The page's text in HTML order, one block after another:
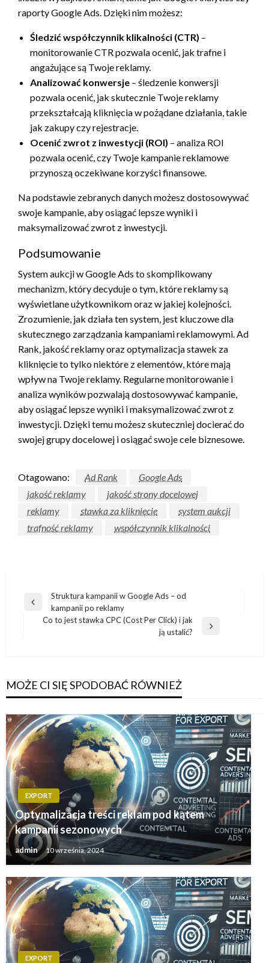
raporty Google Ads. Dzięki nim możesz:
Śledzić współczynnik klikalności (CTR) –
monitorowanie CTR pozwala ocenić, jak trafne i
angażujące są Twoje reklamy.
Analizować konwersje – śledzenie konwersji
pozwala ocenić, jak skutecznie Twoje reklamy
przekształcają kliknięcia w pożądane działania, takie
jak zakupy czy rejestracje.
Ocenić zwrot z inwestycji (ROI) – analiza ROI
pozwala ocenić, czy Twoje kampanie reklamowe
przynoszą oczekiwane korzyści finansowe.
Na podstawie zebranych danych możesz dostosowywać
swoje kampanie, aby osiągać lepsze wyniki i
maksymalizować zwrot z inwestycji.
Podsumowanie
System aukcji w Google Ads to skomplikowany
mechanizm, który decyduje o tym, które reklamy są
wyświetlane użytkownikom oraz w jakiej kolejności.
Zrozumienie, jak działa ten system, jest kluczowe dla
skutecznego zarządzania kampaniami reklamowymi. Ad
Rank, jakość reklamy oraz optymalizacja stawek za
kliknięcie to tylko niektóre z elementów, które mają
wpływ na Twoje reklamy. Regularne monitorowanie i
analiza wyników pozwalają dostosowywać kampanie,
aby osiągać lepsze wyniki i maksymalizować zwrot z
inwestycji. Dzięki temu możesz skuteczniej docierać do
swojej grupy docelowej i osiągać swoje cele biznesowe.
Otagowano: Ad Rank
Google Ads
jakość reklamy
jakość strony docelowej
reklamy
stawka za kliknięcie
system aukcji
trafność reklamy
współczynnik klikalności
Nawigacja
wpisu
Poprzedni
Struktura kampanii w Google Ads – od
kampanii po reklamy
Co to jest stawka CPC (Cost Per Click) i jak
ją ustalić?
MOŻE CI SIĘ SPODOBAĆ RÓWNIEŻ
EXPORT
Optymalizacja treści reklam pod kątem
kampanii sezonowych
admin 10 września, 2024
EXPORT